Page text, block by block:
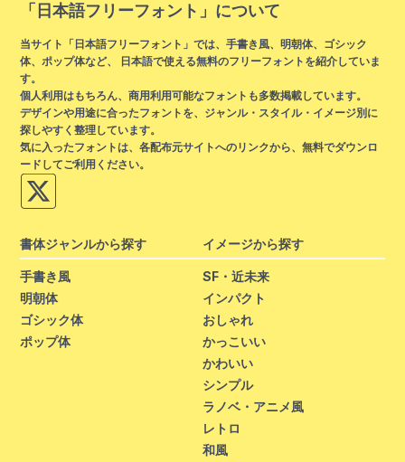
「日本語フリーフォント」について
当サイト「日本語フリーフォント」では、手書き風、明朝体、ゴシック
体、ポップ体など、 日本語で使える無料のフリーフォントを紹介していま
す。
個人利用はもちろん、商用利用可能なフォントも多数掲載しています。
デザインや用途に合ったフォントを、ジャンル・スタイル・イメージ別に
探しやすく整理しています。
気に入ったフォントは、各配布元サイトへのリンクから、無料でダウンロ
ードしてご利用ください。
書体ジャンルから探す
手書き風
明朝体
ゴシック体
ポップ体
イメージから探す
SF・近未来
インパクト
おしゃれ
かっこいい
かわいい
シンプル
ラノベ・アニメ風
レトロ
和風